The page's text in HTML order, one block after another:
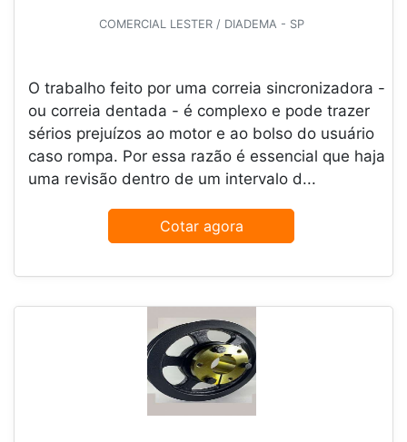
COMERCIAL LESTER / DIADEMA - SP
O trabalho feito por uma correia sincronizadora -
ou correia dentada - é complexo e pode trazer
sérios prejuízos ao motor e ao bolso do usuário
caso rompa. Por essa razão é essencial que haja
uma revisão dentro de um intervalo d...
Cotar agora